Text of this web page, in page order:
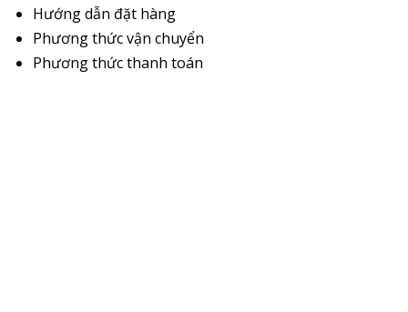
Hướng dẫn đặt hàng
Phương thức vận chuyển
Phương thức thanh toán